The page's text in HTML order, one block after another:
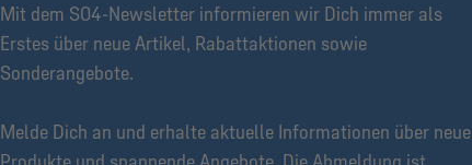
Mit dem S04-Newsletter informieren wir Dich immer als
Erstes über neue Artikel, Rabattaktionen sowie
Sonderangebote.
Melde Dich an und erhalte aktuelle Informationen über neue